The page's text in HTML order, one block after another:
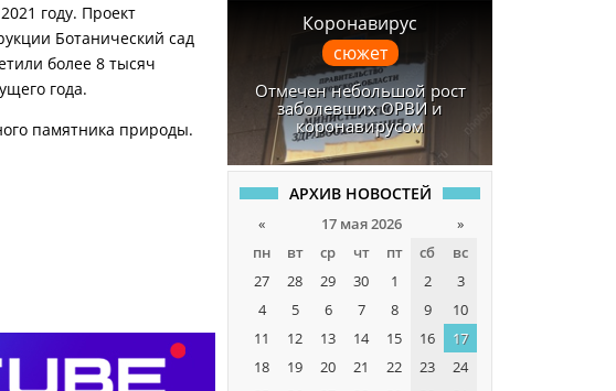
году. Проект
Ботанический сад
более 8 тысяч
года.
памятника природы.
Коронавирус
сюжет
Отмечен небольшой рост
заболевших ОРВИ и
коронавирусом
АРХИВ НОВОСТЕЙ
« 17 мая 2026
»
пн
вт ср чт пт сб
вс
27
28 29 30 1 2
3
4
5 6 7 8 9
10
11
12 13 14 15 16
17
18
19 20 21 22 23
24